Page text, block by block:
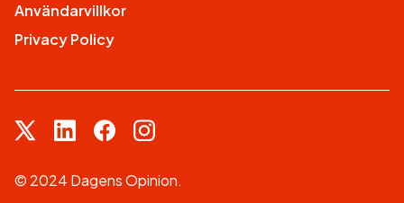
Användarvillkor
Privacy Policy
© 2024 Dagens Opinion.